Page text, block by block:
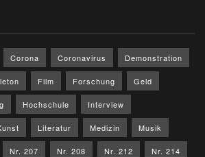
Corona Coronavirus Demonstration
Film Forschung Geld
Hochschule Interview
Literatur Medizin Musik
Nr. 207 Nr. 208 Nr. 212 Nr. 214